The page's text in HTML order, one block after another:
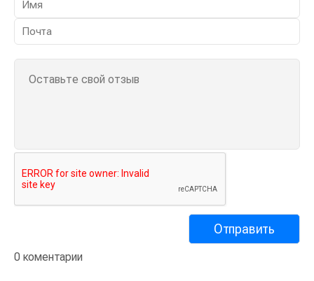
0 коментарии